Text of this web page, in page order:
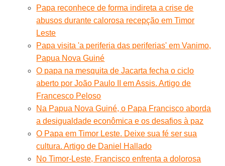
Papa reconhece de forma indireta a crise de
abusos durante calorosa recepção em Timor
Leste
Papa visita 'a periferia das periferias' em Vanimo,
Papua Nova Guiné
O papa na mesquita de Jacarta fecha o ciclo
aberto por João Paulo II em Assis. Artigo de
Francesco Peloso
Na Papua Nova Guiné, o Papa Francisco aborda
a desigualdade econômica e os desafios à paz
O Papa em Timor Leste. Deixe sua fé ser sua
cultura. Artigo de Daniel Hallado
No Timor-Leste, Francisco enfrenta a dolorosa